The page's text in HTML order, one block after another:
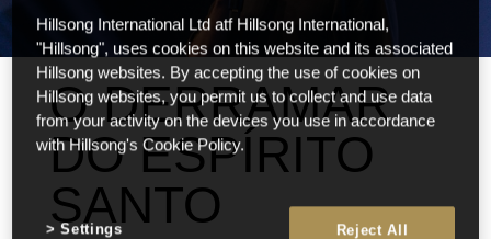
O DERRAMAR
DO ESPÍRITO
SANTO
Hillsong International Ltd atf Hillsong International,
"Hillsong", uses cookies on this website and its associated
Hillsong websites. By accepting the use of cookies on
Hillsong websites, you permit us to collect and use data
from your activity on the devices you use in accordance
with Hillsong's Cookie Policy.
Reject All
Settings